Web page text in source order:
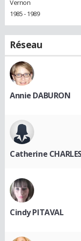
Vernon
1985 - 1989
Réseau
Annie DABURON
Catherine
Cindy PITAVAL